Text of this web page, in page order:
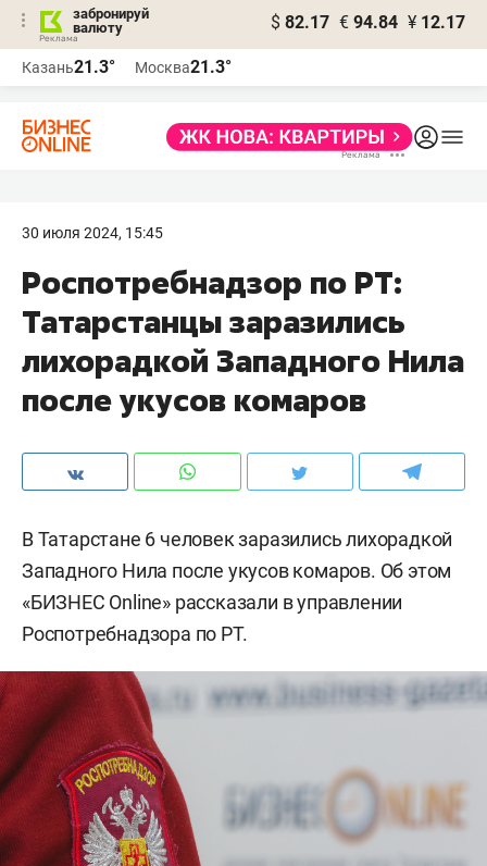
забронируй
валюту
$ 82.17 € 94.84 ¥ 12.17
Казань21.3° Москва21.3°
30 июля 2024, 15:45
Роспотребнадзор по РТ:
Татарстанцы заразились
лихорадкой Западного Нила
после укусов комаров
В Татарстане 6 человек заразились лихорадкой
Западного Нила после укусов комаров. Об этом
«БИЗНЕС Online» рассказали в управлении
Роспотребнадзора по РТ.